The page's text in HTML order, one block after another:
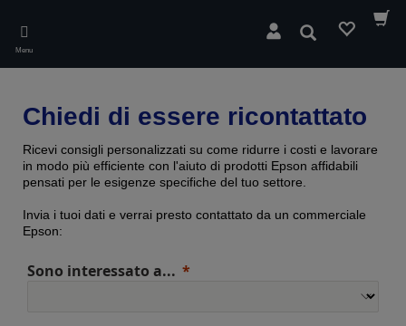
main
content
Menu
Cerca
Chiedi di essere ricontattato
Ricevi consigli personalizzati su come ridurre i costi e lavorare
in modo più efficiente con l'aiuto di prodotti Epson affidabili
pensati per le esigenze specifiche del tuo settore.
Invia i tuoi dati e verrai presto contattato da un commerciale
Epson:
Sono interessato a...